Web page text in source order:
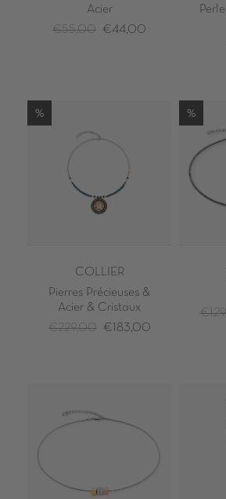
Acier
€55,00
€44,00
%
COLLIER
Pierres Précieuses &
Acier & Cristaux
€229,00
€183,00
%